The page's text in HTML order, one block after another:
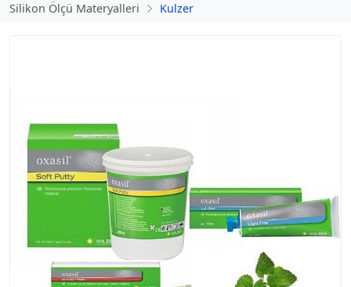
Silikon Ölçü Materyalleri
Kulzer